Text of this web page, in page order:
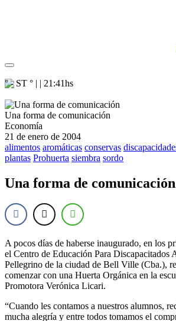
° - ST ° | | 21:41hs
Una forma de comunicación
Economía
21 de enero de 2004
alimentos aromáticas conservas
plantas Prohuerta siembra sordo
Una forma de comunicación
A pocos días de haberse inaugurado, en los
el Centro de Educación Para
Pellegrino de la ciudad de Bell Ville (Cba.),
comenzar con una Huerta Orgánica en la
Promotora Verónica Licari.
“Cuando les contamos a nuestros alumnos,
mucha alegría y entre todos tomamos el